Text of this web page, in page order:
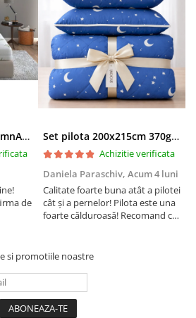
Saltea cu memorie SomnART XXL Memory Plus 160x190, înălțime 25cm, pentru persoane supraponderale, husă Aloe Vera detașabilă, rulată, fermitate mare
de
Set pilota 200x215cm 370g cu 2 perne 50x70,albastru- PLT36
Achizitie verificata
Daniela Paraschiv, Acum 4 luni
Calitate foarte buna atât a pilotei
cât și a pernelor! Pilota este una
foarte călduroasă! Recomand cu
si promotiile noastre